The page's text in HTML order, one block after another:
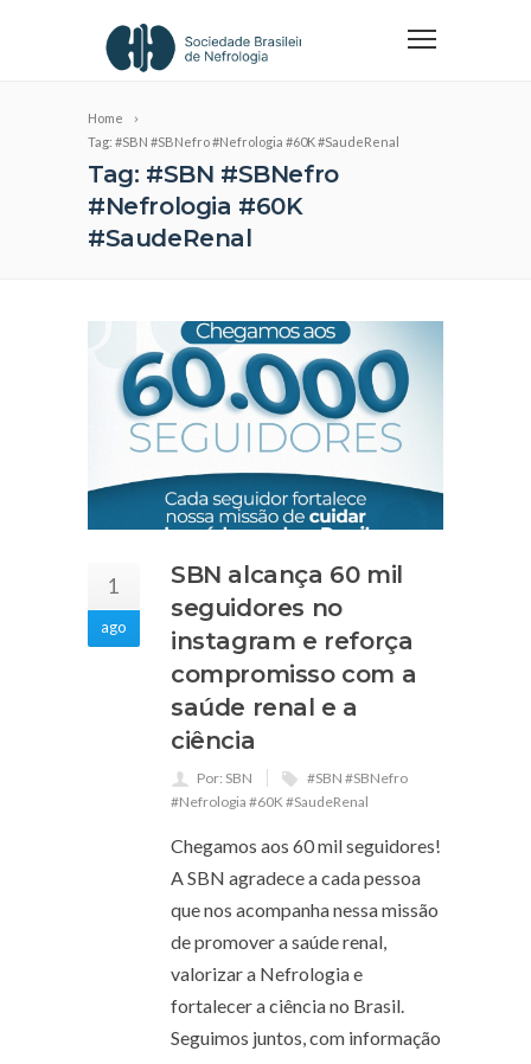
Home
Tag: #SBN #SBNefro #Nefrologia #60K #SaudeRenal
Tag: #SBN #SBNefro
#Nefrologia #60K
#SaudeRenal
1
ago
SBN alcança 60 mil
seguidores no
instagram e reforça
compromisso com a
saúde renal e a
ciência
Por: SBN
#SBN #SBNefro
#Nefrologia #60K #SaudeRenal
Chegamos aos 60 mil seguidores!
A SBN agradece a cada pessoa
que nos acompanha nessa missão
de promover a saúde renal,
valorizar a Nefrologia e
fortalecer a ciência no Brasil.
Seguimos juntos, com informação